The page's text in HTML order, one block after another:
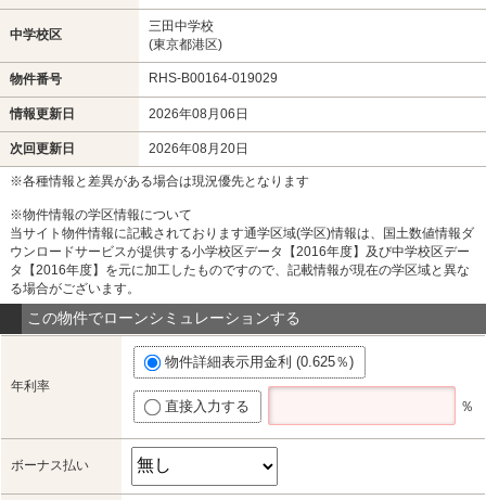
中学校区
三田中学校
(東京都港区)
物件番号 RHS-B00164-019029
情報更新日 2026年08月06日
次回更新日 2026年08月20日
※各種情報と差異がある場合は現況優先となります
※物件情報の学区情報について
当サイト物件情報に記載されております通学区域(学区)情報は、国土数値情報ダ
ウンロードサービスが提供する小学校区データ【2016年度】及び中学校区デー
タ【2016年度】を元に加工したものですので、記載情報が現在の学区域と異な
る場合がございます。
この物件でローンシミュレーションする
年利率
物件詳細表示用金利 (0.625％)
直接入力する ％
ボーナス払い